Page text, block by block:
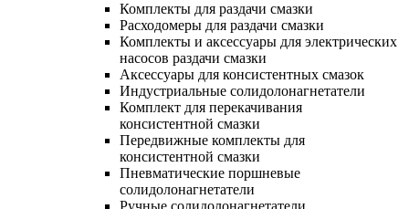
Комплекты для раздачи смазки
Расходомеры для раздачи смазки
Комплекты и аксессуары для электрических
насосов раздачи смазки
Аксессуары для консистентных смазок
Индустриальные солидолонагнетатели
Комплект для перекачивания
консистентной смазки
Передвижные комплекты для
консистентной смазки
Пневматические поршневые
солидолонагнетатели